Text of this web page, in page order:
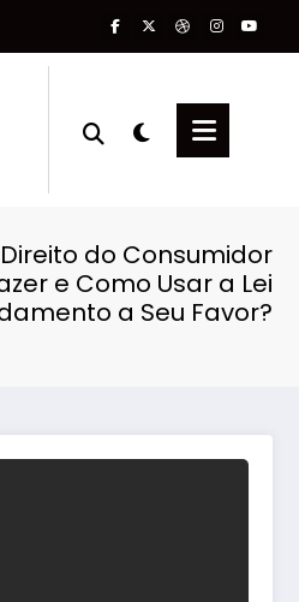
Direito do Consumidor
e Como Usar a Lei
a Seu Favor?